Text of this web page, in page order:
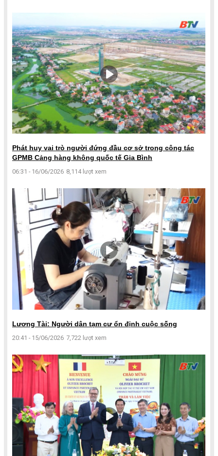
Phát huy vai trò người đứng đầu cơ sở trong công tác
GPMB Cảng hàng không quốc tế Gia Bình
06:31 - 16/06/2026 8,114 lượt xem
Lương Tài: Người dân tạm cư ổn định cuộc sống
20:41 - 15/06/2026 7,722 lượt xem